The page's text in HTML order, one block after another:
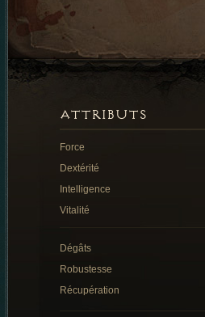
ATTRIBUTS
Force
Dextérité
Intelligence
Vitalité
Dégâts
Robustesse
Récupération